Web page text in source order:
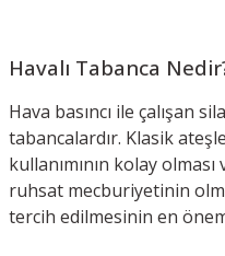
Havalı Tabanca
Hava basıncı ile çalışan
tabancalardır. Klasik
kullanımının kolay
ruhsat mecburiyetinin
tercih edilmesinin en